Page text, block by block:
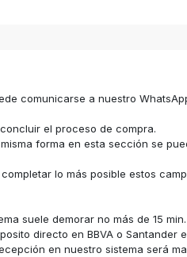
comunicarse a nuestro
el proceso de compra.
forma en esta sección se
lo más posible estos
suele demorar no más de 15 min.
directo en BBVA o Santander
en nuestro sistema será